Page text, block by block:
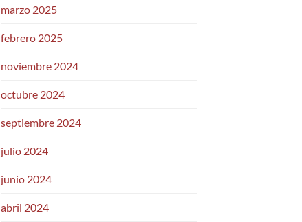
marzo 2025
febrero 2025
noviembre 2024
octubre 2024
septiembre 2024
julio 2024
junio 2024
abril 2024